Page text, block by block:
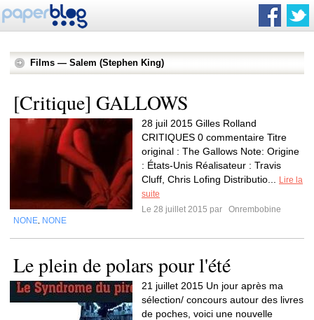
Films — Salem (Stephen King)
[Critique] GALLOWS
28 juil 2015 Gilles Rolland
CRITIQUES 0 commentaire Titre
original : The Gallows Note: Origine
: États-Unis Réalisateur : Travis
Cluff, Chris Lofing Distributio...
Lire la
suite
Le 28 juillet 2015 par
Onrembobine
NONE NONE
Le plein de polars pour l'été
21 juillet 2015 Un jour après ma
sélection/ concours autour des livres
de poches, voici une nouvelle